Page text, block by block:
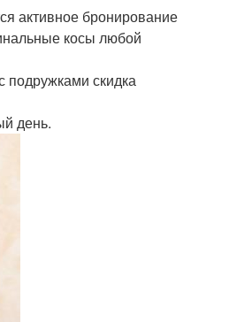
активное бронирование
косы любой
скидка
день.